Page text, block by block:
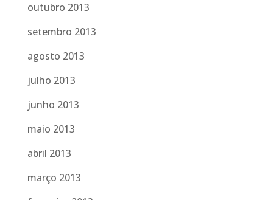
outubro 2013
setembro 2013
agosto 2013
julho 2013
junho 2013
maio 2013
abril 2013
março 2013